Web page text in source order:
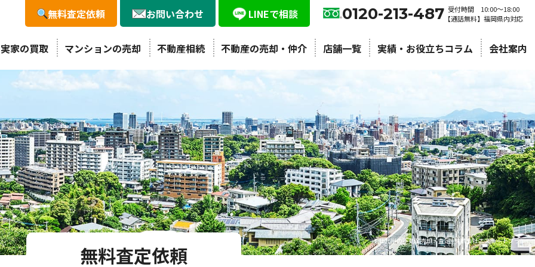
無料査定依頼 お問い合わせ LINEで相談 0120-213-487 受付時間 10:00〜18:00
【通話無料】福岡県内対応
家の買取 マンションの売却 不動産相続 不動産の売却・仲介 店舗一覧 実績・お役立ちコラム 会社案内
北九州の不動産売却・査定 | 株式会社エステートプラン
無料査定依頼